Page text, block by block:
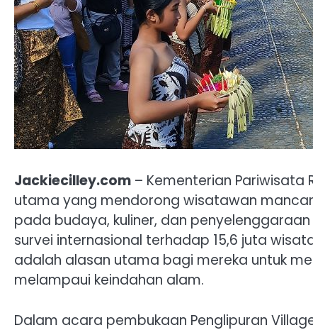
Jackiecilley.com – Kementerian Pariwisata
utama yang mendorong wisatawan
pada budaya, kuliner, dan
survei internasional terhadap 15,6 juta
adalah alasan utama bagi mereka untuk
melampaui keindahan alam.
Dalam acara pembukaan Penglipuran